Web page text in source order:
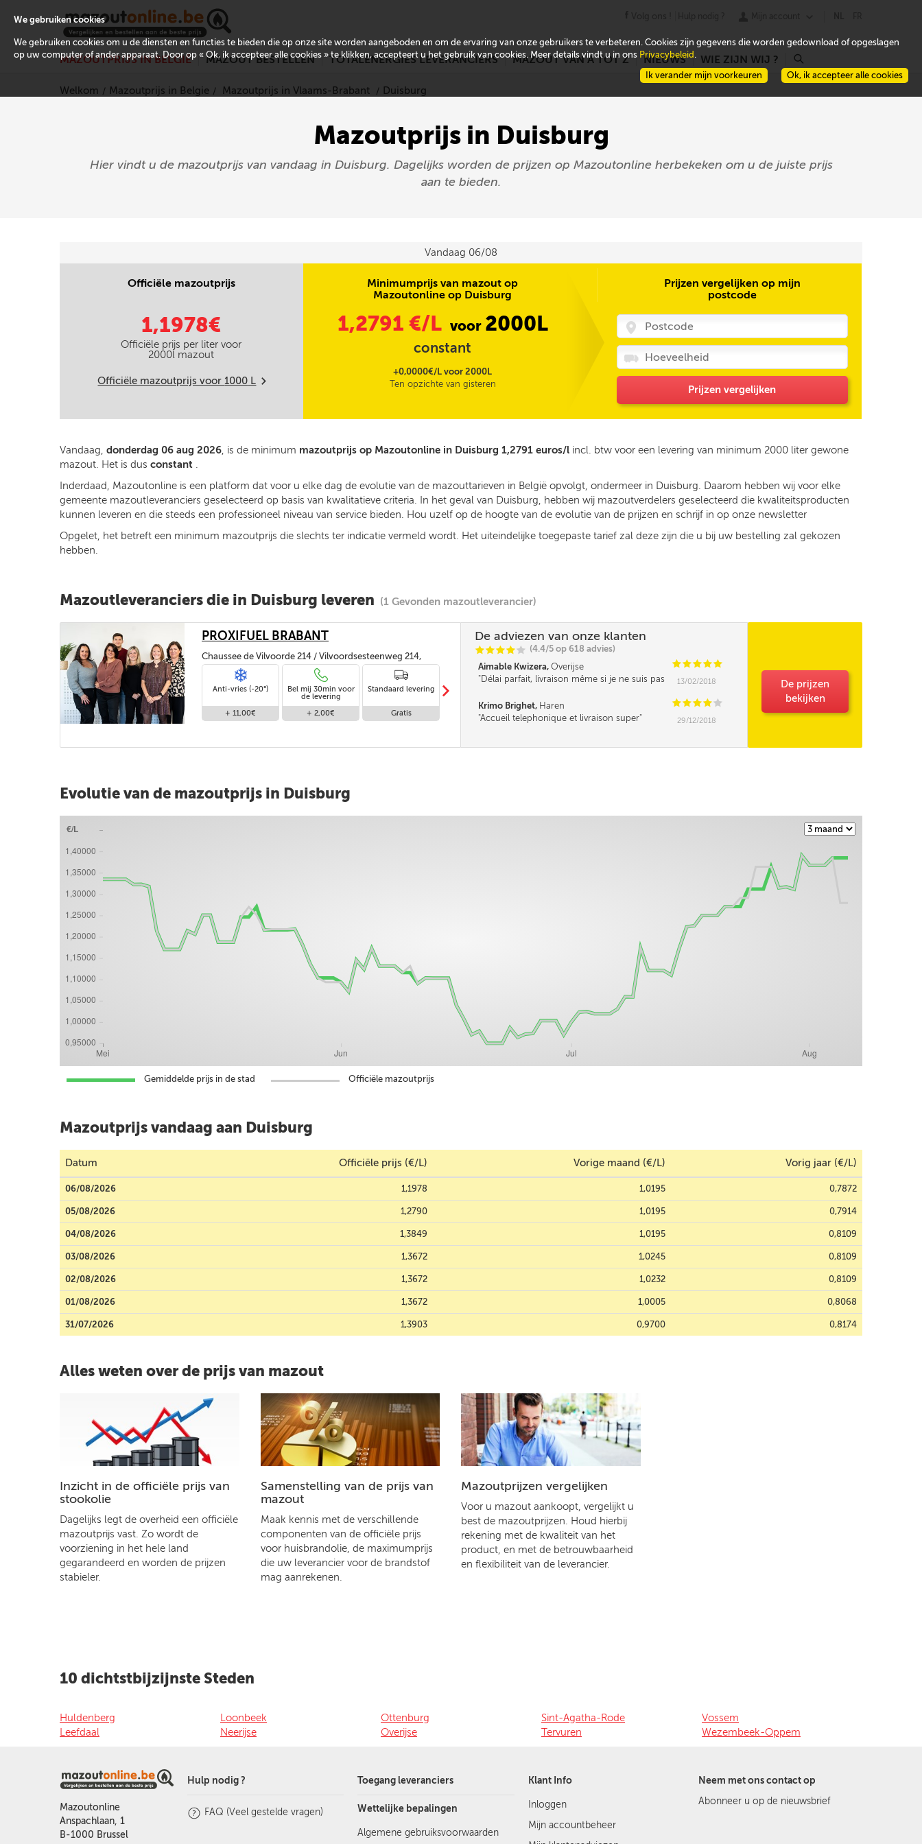
MAZOUTPRIJS IN BELGIË MAZOUT BESTELLEN TOTALENERGIES LEVERANCIERS MAZOUT VAN A TOT Z NIEUWS WIE ZIJN WIJ ? r
Welkom Mazoutprijs in Belgie Mazoutprijs in Vlaams-Brabant Duisburg
Mazoutprijs in Duisburg
Hier vindt u de mazoutprijs van vandaag in Duisburg. Dagelijks worden de prijzen op Mazoutonline herbekeken om u de juiste prijs
aan te bieden.
Vandaag 06/08
Officiële mazoutprijs
1,1978€
Officiële prijs per liter voor
2000l mazout
Officiële mazoutprijs voor1000 L m
Minimumprijs van mazout op
Mazoutonline op Duisburg
1,2791 €/L voor 2000L
constant
+0,0000€/L voor 2000L
Ten opzichte van gisteren
Prijzen vergelijken op mijn
postcode
Prijzen vergelijken
Vandaag, donderdag 06 aug 2026, is de minimum mazoutprijs op Mazoutonline in Duisburg 1,2791 euros/l incl. btw voor een levering van minimum 2000 liter gewone
mazout. Het is dus constant .
Inderdaad, Mazoutonline is een platform dat voor u elke dag de evolutie van de mazouttarieven in België opvolgt, ondermeer in Duisburg. Daarom hebben wij voor elke
gemeente mazoutleveranciers geselecteerd op basis van kwalitatieve criteria. In het geval van Duisburg, hebben wij mazoutverdelers geselecteerd die kwaliteitsproducten
kunnen leveren en die steeds een professioneel niveau van service bieden. Hou uzelf op de hoogte van de evolutie van de prijzen en schrijf in op onze newsletter
Opgelet, het betreft een minimum mazoutprijs die slechts ter indicatie vermeld wordt. Het uiteindelijke toegepaste tarief zal deze zijn die u bij uw bestelling zal gekozen
hebben.
Mazoutleveranciers die in Duisburg leveren (1 Gevonden mazoutleverancier)
PROXIFUEL BRABANT
Chaussee de Vilvoorde 214 / Vilvoordsesteenweg 214,
1120, BRUXELLES / BRUSSEL
Anti-vries (-20°)
+ 11,00€
Bel mij 30min voor
de levering
+ 2,00€
Standaard levering
Gratis
Gratis
m
De adviezen van onze klanten
CCCC C (4.4/5 op 618 advies)
Aimable Kwizera, Overijse CCCCC
Délai parfait, livraison même si je ne suis pas
13/02/2018
Krimo Brighet, Haren CCCC C
Accueil telephonique et livraison super
29/12/2018
De prijzen
bekijken
Evolutie van de mazoutprijs in Duisburg
Gemiddelde prijs in de stad Officiële mazoutprijs
Mazoutprijs vandaag aan Duisburg
Datum Officiële prijs (€/L) Vorige maand (€/L) Vorig jaar (€/L)
06/08/2026 1,1978 1,0195 0,7872
05/08/2026 1,2790 1,0195 0,7914
04/08/2026 1,3849 1,0195 0,8109
03/08/2026 1,3672 1,0245 0,8109
02/08/2026 1,3672 1,0232 0,8109
01/08/2026 1,3672 1,0005 0,8068
31/07/2026 1,3903 0,9700 0,8174
Alles weten over de prijs van mazout
Inzicht in de officiële prijs van
stookolie
Dagelijks legt de overheid een officiële
mazoutprijs vast. Zo wordt de
voorziening in het hele land
gegarandeerd en worden de prijzen
stabieler.
Samenstelling van de prijs van
mazout
Maak kennis met de verschillende
componenten van de officiële prijs
voor huisbrandolie, de maximumprijs
die uw leverancier voor de brandstof
mag aanrekenen.
Mazoutprijzen vergelijken
Voor u mazout aankoopt, vergelijkt u
best de mazoutprijzen. Houd hierbij
rekening met de kwaliteit van het
product, en met de betrouwbaarheid
en flexibiliteit van de leverancier.
10 dichtstbijzijnste Steden
Huldenberg
Leefdaal
Loonbeek
Neerijse
Ottenburg
Overijse
Sint-Agatha-Rode
Tervuren
Vossem
Wezembeek-Oppem
Mazoutonline
Anspachlaan, 1
B-1000 Brussel
Hulp nodig ?
FAQ (Veel gestelde vragen)
Toegang leveranciers
Wettelijke bepalingen
Algemene gebruiksvoorwaarden
Klant Info
Inloggen
Mijn accountbeheer
Neem met ons contact op
Abonneer u op de nieuwsbrief
We gebruiken cookies
We gebruiken cookies om u de diensten en functies te bieden die op onze site worden aangeboden en om de ervaring van onze gebruikers te verbeteren. Cookies zijn gegevens die worden gedownload of opgeslagen
op uw computer of ander apparaat. Door op « Ok, ik accepteer alle cookies » te klikken, accepteert u het gebruik van cookies. Meer details vindt u in ons Privacybeleid .
Ok, ik accepteer alle cookies
Ik verander mijn voorkeuren